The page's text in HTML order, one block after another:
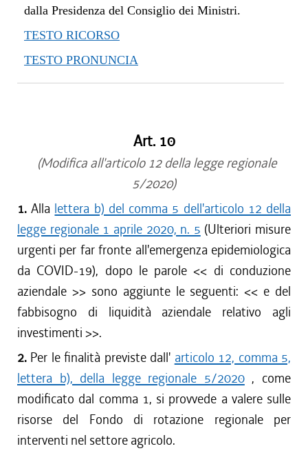
dalla Presidenza del Consiglio dei Ministri.
TESTO RICORSO
TESTO PRONUNCIA
Art. 10
(Modifica all'articolo 12 della legge regionale
5/2020)
1.Alla lettera b) del comma 5 dell'articolo 12 della
legge regionale 1 aprile 2020, n. 5 (Ulteriori misure
urgenti per far fronte all'emergenza epidemiologica
da COVID-19), dopo le parole << di conduzione
aziendale >> sono aggiunte le seguenti: << e del
fabbisogno di liquidità aziendale relativo agli
investimenti >>.
2. Per le finalità previste dall' articolo 12, comma 5,
lettera b), della legge regionale 5/2020, come
modificato dal comma 1, si provvede a valere sulle
risorse del Fondo di rotazione regionale per
interventi nel settore agricolo.